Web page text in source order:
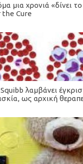
μια χρονιά «δίνει
the Cure
λαμβάνει
ως αρχική
μυελογενή